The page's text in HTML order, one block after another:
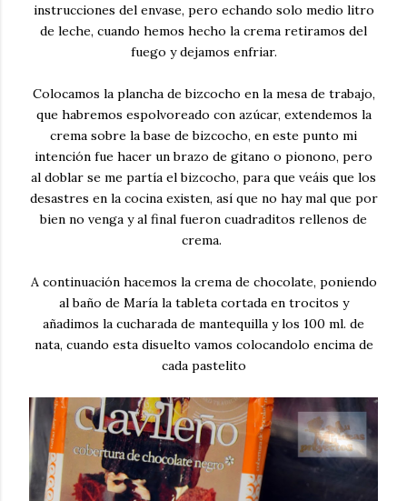
instrucciones del envase, pero echando solo medio litro
de leche, cuando hemos hecho la crema retiramos del
fuego y dejamos enfriar.
Colocamos la plancha de bizcocho en la mesa de trabajo,
que habremos espolvoreado con azúcar, extendemos la
crema sobre la base de bizcocho, en este punto mi
intención fue hacer un brazo de gitano o pionono, pero
al doblar se me partía el bizcocho, para que veáis que los
desastres en la cocina existen, así que no hay mal que por
bien no venga y al final fueron cuadraditos rellenos de
crema.
A continuación hacemos la crema de chocolate, poniendo
al baño de María la tableta cortada en trocitos y
añadimos la cucharada de mantequilla y los 100 ml. de
nata, cuando esta disuelto vamos colocandolo encima de
cada pastelito